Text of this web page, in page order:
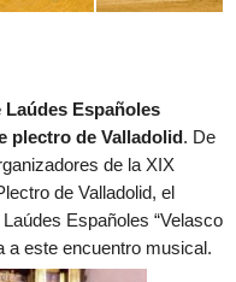
Españoles
plectro de Valladolid. De
de la XIX
de Valladolid, el
Españoles “Velasco
a este encuentro musical.